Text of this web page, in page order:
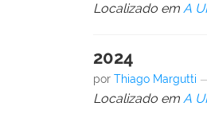
Localizado em A
2024
porThiago Margutti
Localizado em A